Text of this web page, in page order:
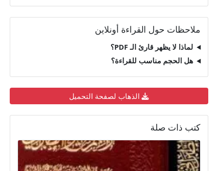
ملاحظات حول القراءة أونلاين
لماذا لا يظهر قارئ الـ PDF؟
هل الحجم مناسب للقراءة؟
الذهاب لصفحة التحميل
كتب ذات صلة